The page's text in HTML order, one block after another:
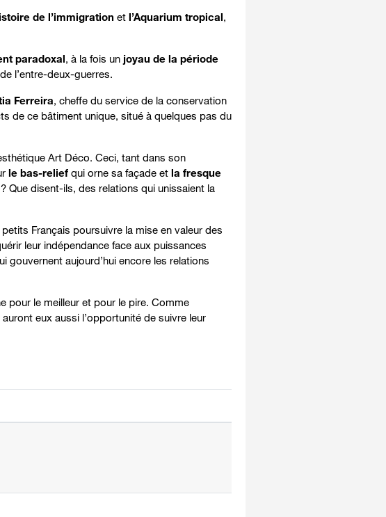
de l’immigration et l’Aquarium tropical,
paradoxal, à la fois un joyau de la période
l’entre-deux-guerres.
Ferreira, cheffe du service de la conservation
de ce bâtiment unique, situé à quelques pas du
Art Déco. Ceci, tant dans son
le bas-reliefqui orne sa façade et la fresque
disent-ils, des relations qui unissaient la
Français poursuivre la mise en valeur des
leur indépendance face aux puissances
aujourd’hui encore les relations
pour le meilleur et pour le pire. Comme
eux aussi l’opportunité de suivre leur